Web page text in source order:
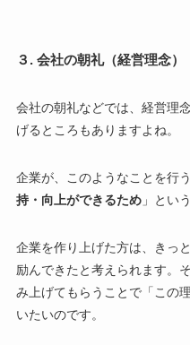
３. 会社の朝礼（経営理念）
会社の朝礼などでは、経営理
げるところもありますよね。
企業が、このようなことを行
持・向上ができるため」とい
企業を作り上げた方は、きっ
励んできたと考えられます。
み上げてもらうことで「この
いたいのです。